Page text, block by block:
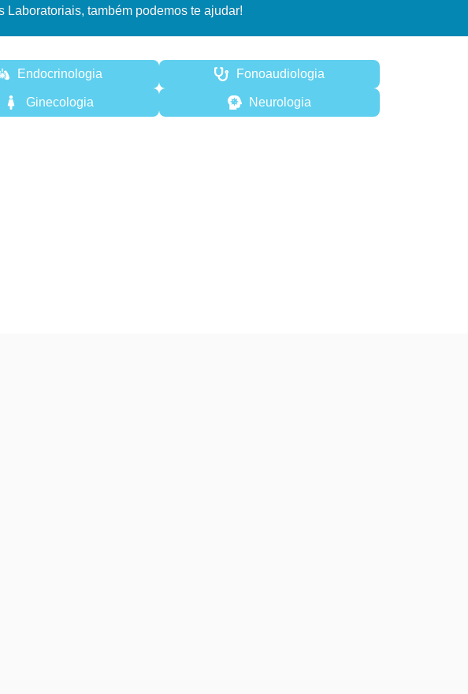
também podemos te ajudar!
Endocrinologia Fonoaudiologia
Ginecologia Neurologia